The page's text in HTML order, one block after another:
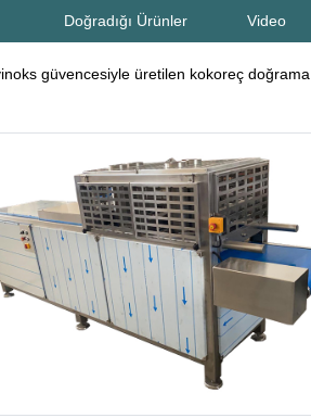
Doğradığı Ürünler Video
güvencesiyle üretilen kokoreç